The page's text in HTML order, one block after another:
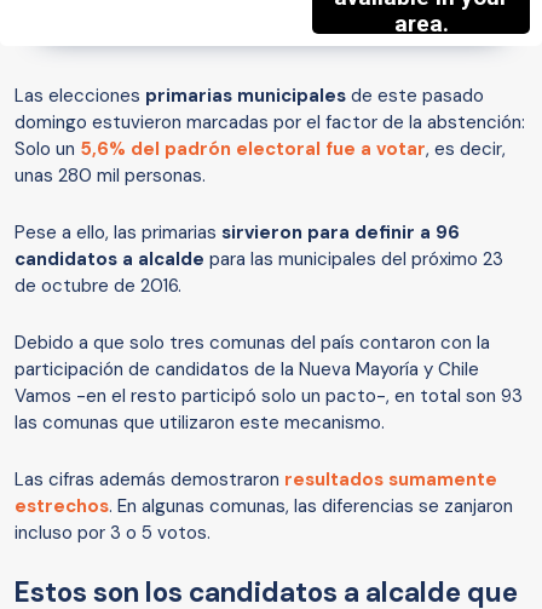
Las elecciones primarias municipales de este pasado
domingo estuvieron marcadas por el factor de la abstención:
Solo un 5,6% del padrón electoral fue a votar, es decir,
unas 280 mil personas.
Pese a ello, las primarias sirvieron para definir a 96
candidatos a alcalde para las municipales del próximo 23
de octubre de 2016.
Debido a que solo tres comunas del país contaron con la
participación de candidatos de la Nueva Mayoría y Chile
Vamos -en el resto participó solo un pacto-, en total son 93
las comunas que utilizaron este mecanismo.
Las cifras además demostraron resultados sumamente
estrechos. En algunas comunas, las diferencias se zanjaron
incluso por 3 o 5 votos.
Estos son los candidatos a alcalde que